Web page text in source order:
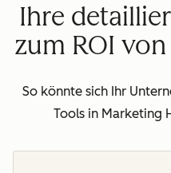
Ihre
zum ROI
So könnte sich Ihr
Tools in Marketing